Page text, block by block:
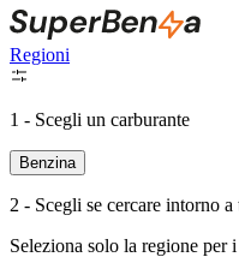
Regioni
1 - Scegli un carburante
Benzina
2 - Scegli se cercare intorno a
Seleziona solo la regione per